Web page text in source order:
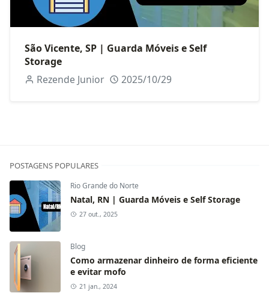
São Vicente, SP | Guarda Móveis e Self
Storage
Rezende Junior
2025/10/29
POSTAGENS POPULARES
Rio Grande do Norte
Natal, RN | Guarda Móveis e Self Storage
27 out., 2025
Blog
Como armazenar dinheiro de forma eficiente
e evitar mofo
21 jan., 2024